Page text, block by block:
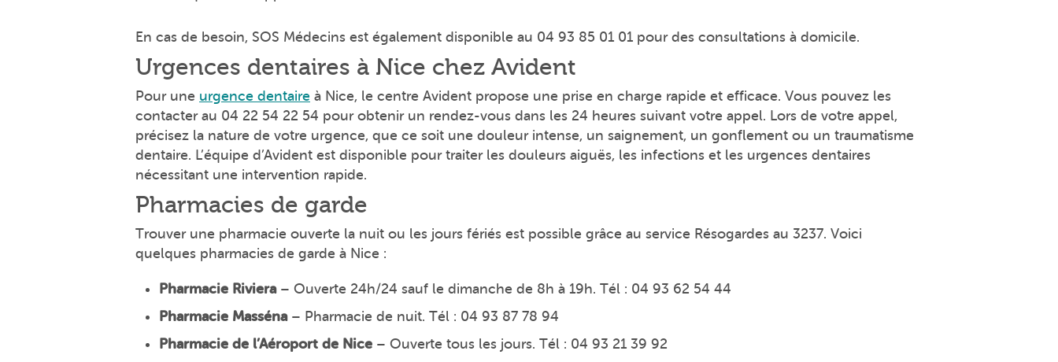
En cas de besoin, SOS Médecins est également disponible au 04 93 85 01 01 pour des consultations à domicile.
Urgences dentaires à Nice chez Avident
Pour une urgence dentaire à Nice, le centre Avident propose une prise en charge rapide et efficace. Vous pouvez les
contacter au 04 22 54 22 54 pour obtenir un rendez-vous dans les 24 heures suivant votre appel. Lors de votre appel,
précisez la nature de votre urgence, que ce soit une douleur intense, un saignement, un gonflement ou un traumatisme
dentaire. L’équipe d’Avident est disponible pour traiter les douleurs aiguës, les infections et les urgences dentaires
nécessitant une intervention rapide.
Pharmacies de garde
Trouver une pharmacie ouverte la nuit ou les jours fériés est possible grâce au service Résogardes au 3237. Voici
quelques pharmacies de garde à Nice :
Pharmacie Riviera– Ouverte 24h/24 sauf le dimanche de 8h à 19h. Tél : 04 93 62 54 44
Pharmacie Masséna– Pharmacie de nuit. Tél : 04 93 87 78 94
Pharmacie de l’Aéroport de Nice – Ouverte tous les jours. Tél : 04 93 21 39 92